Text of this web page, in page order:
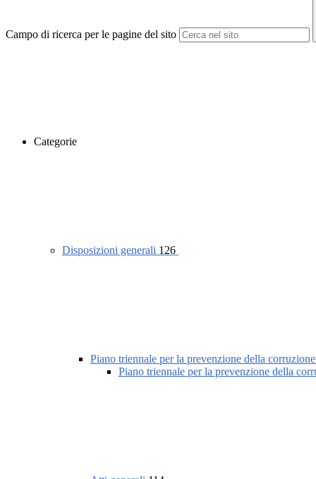
Campo di ricerca per le pagine del sito
Categorie
Disposizioni generali 126
Piano triennale per la prevenzione della
Piano triennale per la prevenzione della